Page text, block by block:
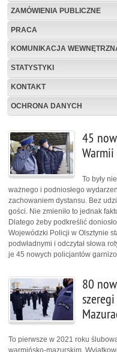
ZAMÓWIENIA PUBLICZNE
PRACA
KOMUNIKACJA
STATYSTYKI
KONTAKT
OCHRONA DANYCH
45
To były
ważnego i podniosłego
zachowaniem dystansu. Bez
gości. Nie zmieniło to jednak
Dlatego żeby podkreślić
Wojewódzki Policji w Olsztynie
podwładnymi i odczytał słowa
je 45 nowych policjantów
80
To pierwsze w 2021 roku